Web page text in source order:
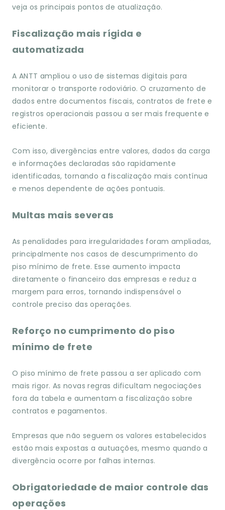
veja os principais pontos de atualização.
Fiscalização mais rígida e
automatizada
A ANTT ampliou o uso de sistemas digitais para
monitorar o transporte rodoviário. O cruzamento de
dados entre documentos fiscais, contratos de frete e
registros operacionais passou a ser mais frequente e
eficiente.
Com isso, divergências entre valores, dados da carga
e informações declaradas são rapidamente
identificadas, tornando a fiscalização mais contínua
e menos dependente de ações pontuais.
Multas mais severas
As penalidades para irregularidades foram ampliadas,
principalmente nos casos de descumprimento do
piso mínimo de frete. Esse aumento impacta
diretamente o financeiro das empresas e reduz a
margem para erros, tornando indispensável o
controle preciso das operações.
Reforço no cumprimento do piso
mínimo de frete
O piso mínimo de frete passou a ser aplicado com
mais rigor. As novas regras dificultam negociações
fora da tabela e aumentam a fiscalização sobre
contratos e pagamentos.
Empresas que não seguem os valores estabelecidos
estão mais expostas a autuações, mesmo quando a
divergência ocorre por falhas internas.
Obrigatoriedade de maior controle das
operações